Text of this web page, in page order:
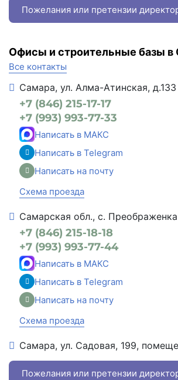
Пожелания или претензии
Офисы и строительные базы в
Все контакты
Самара, ул. Алма-Атинская, д.133
+7 (846) 215-17-17
+7 (993) 993-77-33
Написать в МАКС
Написать в Telegram
Написать на почту
Схема проезда
Самарская обл., с. Преображенка
+7 (846) 215-18-18
+7 (993) 993-77-44
Написать в МАКС
Написать в Telegram
Написать на почту
Схема проезда
Самара, ул. Садовая, 199,
+7 (993) 993-77-22
Пожелания или претензии